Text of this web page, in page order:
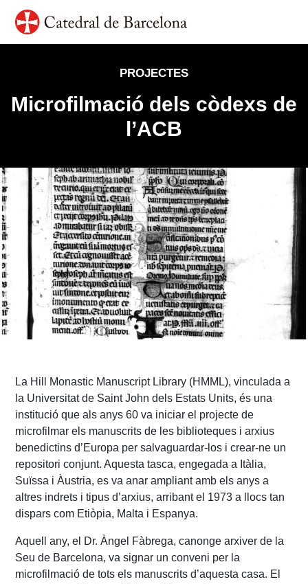
Vés al contingut
Navegació principal
PROJECTES
Microfilmació dels còdexs de
l’ACB
La Hill Monastic Manuscript Library (HMML), vinculada a
la Universitat de Saint John dels Estats Units, és una
institució que als anys 60 va iniciar el projecte de
microfilmar els manuscrits de les biblioteques i arxius
benedictins d’Europa per salvaguardar-los i crear-ne un
repositori conjunt. Aquesta tasca, engegada a Itàlia,
Suïssa i Àustria, es va anar ampliant amb els anys a
altres indrets i tipus d’arxius, arribant el 1973 a llocs tan
dispars com Etiòpia, Malta i Espanya.
Aquell any, el Dr. Àngel Fàbrega, canonge arxiver de la
Seu de Barcelona, va signar un conveni per la
microfilmació de tots els manuscrits d’aquesta casa. El